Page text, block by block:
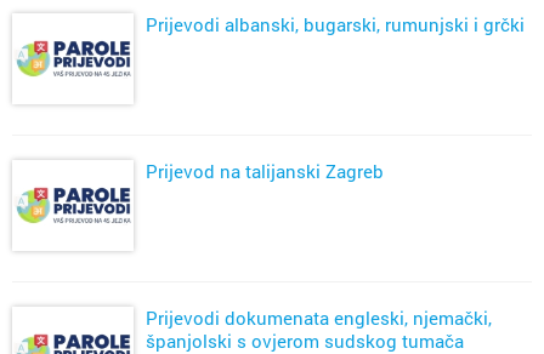
Prijevodi albanski, bugarski, rumunjski i grčki
Prijevod na talijanski Zagreb
Prijevodi dokumenata engleski, njemački,
španjolski s ovjerom sudskog tumača